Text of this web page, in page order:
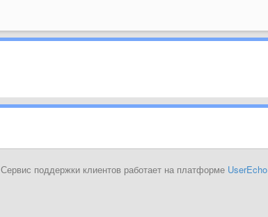
Сервис поддержки клиентов работает на платформе UserEcho